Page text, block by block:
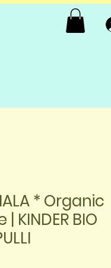
* Organic
KINDER BIO